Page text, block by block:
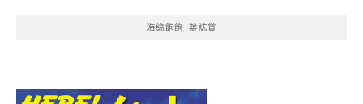
海綿飽飽|雜誌賞